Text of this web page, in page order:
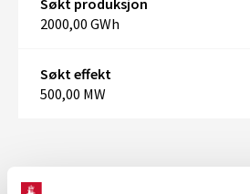
Søkt produksjon
2000,00 GWh
Søkt effekt
500,00 MW